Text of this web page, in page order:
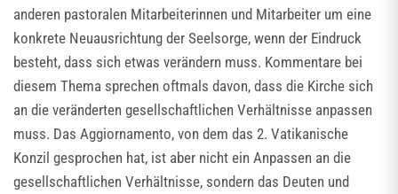
anderen pastoralen Mitarbeiterinnen und Mitarbeiter um eine
konkrete Neuausrichtung der Seelsorge, wenn der Eindruck
besteht, dass sich etwas verändern muss. Kommentare bei
diesem Thema sprechen oftmals davon, dass die Kirche sich
an die veränderten gesellschaftlichen Verhältnisse anpassen
muss. Das Aggiornamento, von dem das 2. Vatikanische
Konzil gesprochen hat, ist aber nicht ein Anpassen an die
gesellschaftlichen Verhältnisse, sondern das Deuten und